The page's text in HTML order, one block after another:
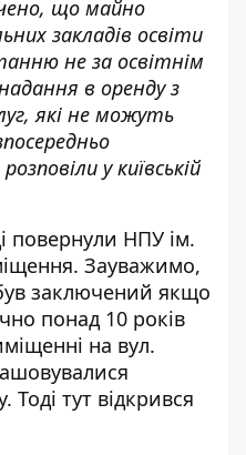
що майно
закладів освіти
не за освітнім
в оренду з
які не можуть
у київській
повернули НПУ ім.
Зауважимо,
заключений якщо
понад 10 років
на вул.
тут відкрився